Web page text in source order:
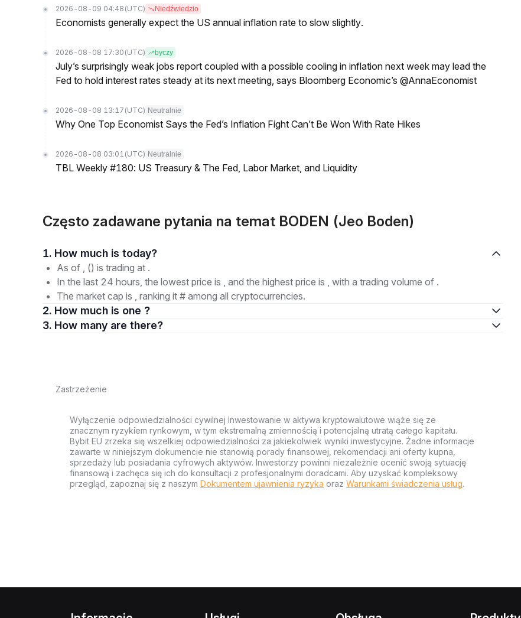
2026-08-09 04:48 (UTC) Niedźwiedzio
Economists generally expect the US annual inflation rate to slow slightly.
2026-08-08 17:30 (UTC) byczy
July’s surprisingly weak jobs report coupled with a possible cooling in inflation next week may lead the
Fed to hold interest rates steady at its next meeting, says Bloomberg Economic’s @AnnaEconomist
2026-08-08 13:17 (UTC) Neutralnie
Why One Top Economist Says the Fed’s Inflation Fight Can’t Be Won With Rate Hikes
2026-08-08 03:01 (UTC) Neutralnie
TBL Weekly #180: US Treasury & The Fed, Labor Market, and Liquidity
Często zadawane pytania na temat BODEN (Jeo Boden)
1. How much is today?
As of , () is trading at .
In the last 24 hours, the lowest price is , and the highest price is , with a trading volume of .
The market cap is , ranking it # among all cryptocurrencies.
2. How much is one ?
3. How many are there?
Zastrzeżenie
Wyłączenie odpowiedzialności cywilnej Inwestowanie w aktywa kryptowalutowe wiąże się ze
znacznym ryzykiem rynkowym, w tym ekstremalną zmiennością i potencjalną utratą całego kapitału.
Bybit EU zrzeka się wszelkiej odpowiedzialności za jakiekolwiek wyniki inwestycyjne. Żadne informacje
zawarte w niniejszym dokumencie nie stanowią porady finansowej, rekomendacji ani oferty kupna,
sprzedaży lub posiadania cyfrowych aktywów. Inwestorzy powinni niezależnie ocenić swoją sytuację
finansową i zachęca się ich do konsultacji z profesjonalnymi doradcami. Aby uzyskać kompleksowy
przegląd, zapoznaj się z naszym Dokumentem ujawnienia ryzyka oraz Warunkami świadczenia usług.